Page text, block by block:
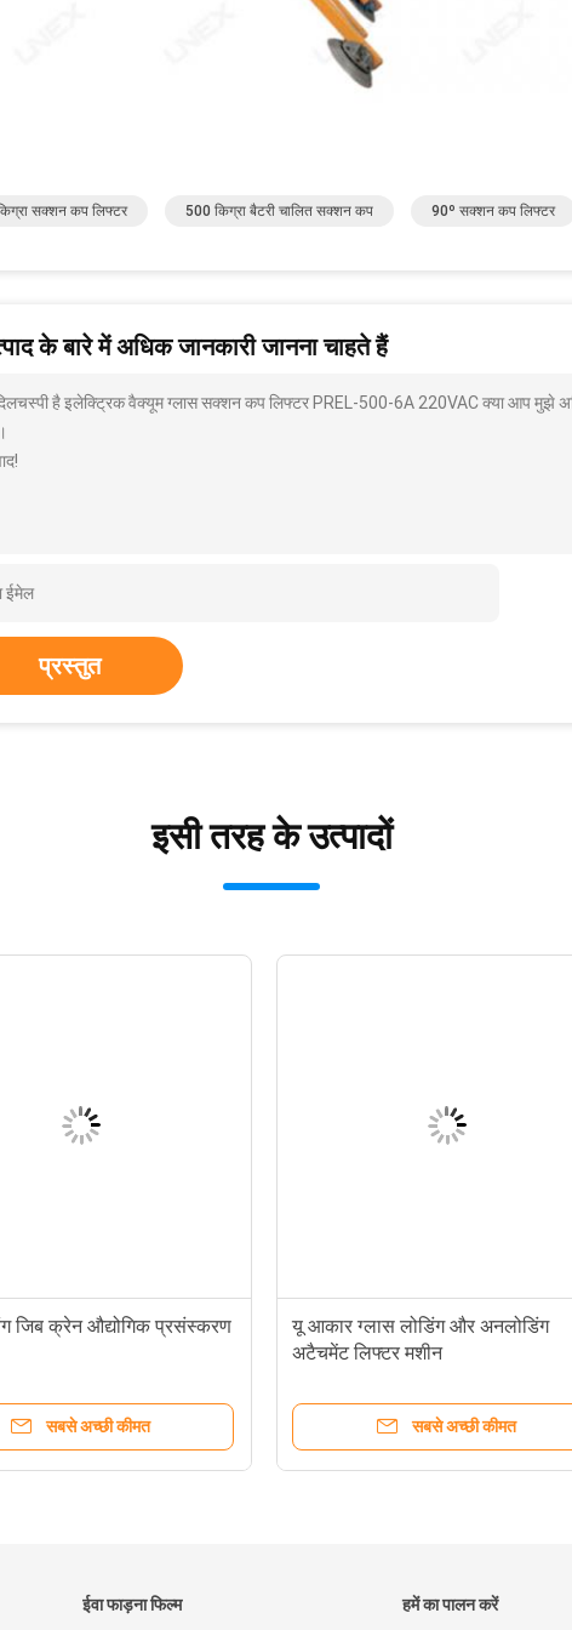
सक्शन कप लिफ्टर 500 किग्रा बैटरी चालित सक्शन कप 90º सक्शन कप लिफ्टर
के बारे में अधिक जानकारी जानना चाहते हैं
है इलेक्ट्रिक वैक्यूम ग्लास सक्शन कप लिफ्टर PREL-500-6A 220VAC क्या आप मुझे
प्रस्तुत
इसी तरह के उत्पादों
जिब क्रेन औद्योगिक प्रसंस्करण
सबसे अच्छी कीमत
यू आकार ग्लास लोडिंग और अनलोडिंग
अटैचमेंट लिफ्टर मशीन
सबसे अच्छी कीमत
ईवा फाड़ना फिल्म हमें का पालन करें